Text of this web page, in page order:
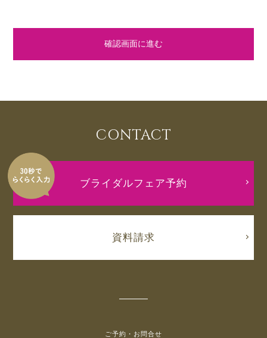
確認画面に進む
CONTACT
ブライダルフェア予約
資料請求
ご予約・お問合せ